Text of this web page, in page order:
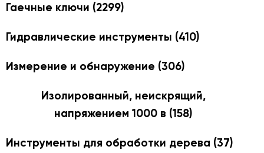
Гаечные ключи (2299)
Гидравлические инструменты (410)
Измерение и обнаружение (306)
Изолированный, неискрящий,
напряжением 1000 в (158)
Инструменты для обработки дерева (37)